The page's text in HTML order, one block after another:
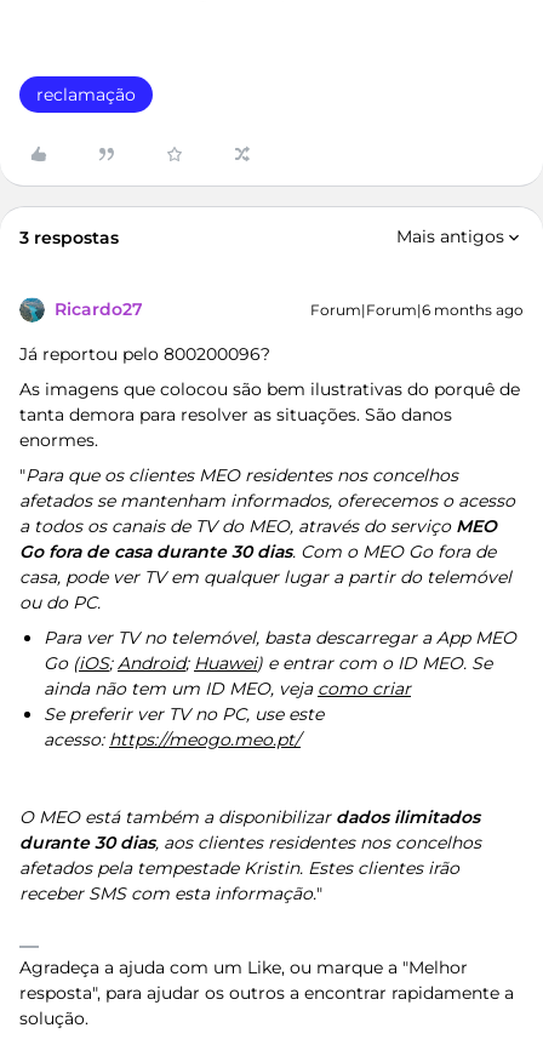
reclamação
3 respostas Mais antigos
Ricardo27 Forum|Forum|6 months ago
Já reportou pelo 800200096?
As imagens que colocou são bem ilustrativas do porquê de
tanta demora para resolver as situações. São danos
enormes.
"Para que os clientes MEO residentes nos concelhos
afetados se mantenham informados, oferecemos o acesso
a todos os canais de TV do MEO, através do serviçoMEO
Go fora de casa durante 30 dias. Com o MEO Go fora de
casa, pode ver TV em qualquer lugar a partir do telemóvel
ou do PC.
Para ver TV no telemóvel, basta descarregar a App MEO
Go (iOS;Android; Huawei) e entrar com o ID MEO. Se
ainda não tem um ID MEO, veja como criar
Se preferir ver TV no PC, use este
acesso: https://meogo.meo.pt/
O MEO está também a disponibilizar dados ilimitados
durante 30 dias, aos clientes residentes nos concelhos
afetados pela tempestade Kristin. Estes clientes irão
receber SMS com esta informação."
Agradeça a ajuda com um Like, ou marque a "Melhor
resposta", para ajudar os outros a encontrar rapidamente a
solução.